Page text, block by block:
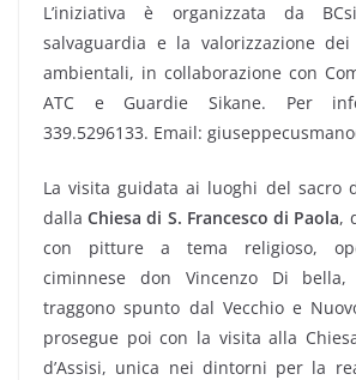
L’iniziativa è organizzata da
salvaguardia e la valorizzazione
ambientali, in collaborazione con
ATC e Guardie Sikane. Per
339.5296133. Email:
La visita guidata ai luoghi del sacro
dallaChiesa di S. Francesco di Paola,
con pitture a tema religioso,
ciminnese don Vincenzo Di
traggono spunto dal Vecchio e
prosegue poi con la visita alla
d’Assisi, unica nei dintorni per la